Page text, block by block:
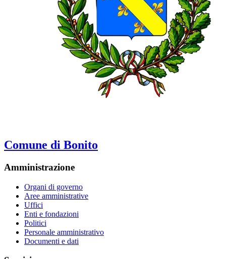
Comune di Bonito
Amministrazione
Organi di governo
Aree amministrative
Uffici
Enti e fondazioni
Politici
Personale amministrativo
Documenti e dati